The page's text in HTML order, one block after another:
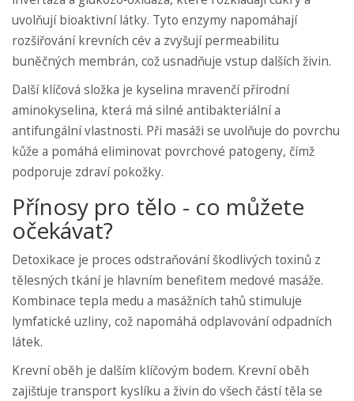
uvolňují bioaktivní látky. Tyto enzymy napomáhají
rozšiřování krevních cév a zvyšují permeabilitu
buněčných membrán, což usnadňuje vstup dalších živin.
Další klíčová složka je kyselina mravenčí přírodní
aminokyselina, která má silné antibakteriální a
antifungální vlastnosti. Při masáži se uvolňuje do povrchu
kůže a pomáhá eliminovat povrchové patogeny, čímž
podporuje zdraví pokožky.
Přínosy pro tělo - co můžete
očekávat?
Detoxikace je proces odstraňování škodlivých toxinů z
tělesných tkáníje hlavním benefitem medové masáže.
Kombinace tepla medu a masážních tahů stimuluje
lymfatické uzliny, což napomáhá odplavování odpadních
látek.
Krevní oběh je dalším klíčovým bodem. Krevní oběh
zajišťuje transport kyslíku a živin do všech částí těla se